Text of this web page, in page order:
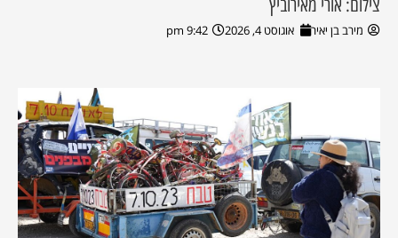
צילום: אורי מאירוביץ
מירב בן יאיר אוגוסט 4, 2026 9:42 pm